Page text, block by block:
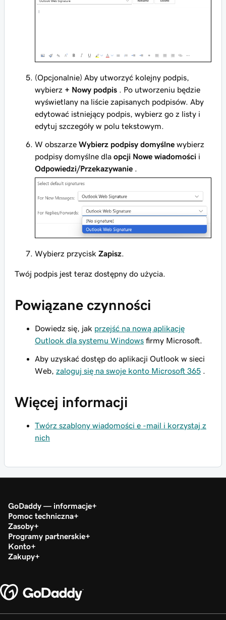
(Opcjonalnie) Aby utworzyć kolejny podpis,
wybierz + Nowy podpis . Po utworzeniu będzie
wyświetlany na liście zapisanych podpisów. Aby
edytować istniejący podpis, wybierz go z listy i
edytuj szczegóły w polu tekstowym.
W obszarze Wybierz podpisy domyślne wybierz
podpisy domyślne dla opcji Nowe wiadomości i
Odpowiedzi/Przekazywanie
Wybierz przycisk Zapisz
Twój podpis jest teraz dostępny do użycia.
Powiązane czynności
Dowiedz się, jak przejść na nową aplikację
Outlook dla systemu Windows firmy Microsoft.
Aby uzyskać dostęp do aplikacji Outlook w sieci
Web, zaloguj się na swoje konto Microsoft 365
Więcej informacji
Twórz szablony wiadomości e -mail i korzystaj z
nich
GoDaddy — informacje
Pomoc techniczna
Zasoby
Programy partnerskie
Konto
Zakupy